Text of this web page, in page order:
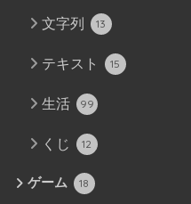
文字列 13
テキスト 15
生活 99
くじ 12
ゲーム 18